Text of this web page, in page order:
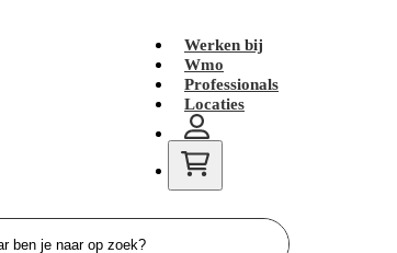
Werken bij
Wmo
Professionals
Locaties